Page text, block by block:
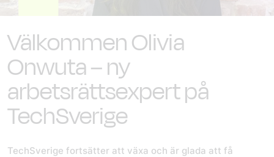
Välkommen Olivia
Onwuta – ny
arbetsrättsexpert på
TechSverige
TechSverige fortsätter att växa och är glada att få